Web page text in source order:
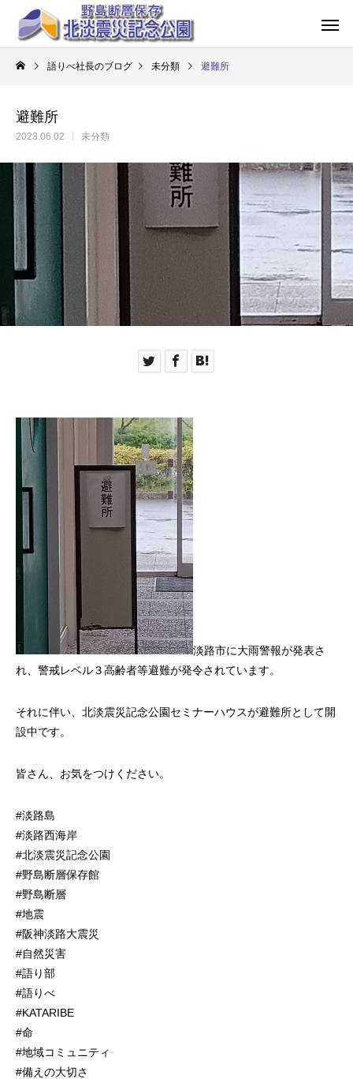
語りべ社長のブログ 未分類 避難所
避難所
2023.06.02 未分類
淡路市に大雨警報が発表さ
れ、警戒レベル３高齢者等避難が発令されています。
それに伴い、北淡震災記念公園セミナーハウスが避難所として開
設中です。
皆さん、お気をつけください。
#淡路島
#淡路西海岸
#北淡震災記念公園
#野島断層保存館
#野島断層
#地震
#阪神淡路大震災
#自然災害
#語り部
#語りべ
#KATARIBE
#命
#地域コミュニティ
#備えの大切さ